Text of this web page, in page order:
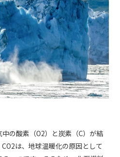
の酸素（O2）と炭素（C）が結
は、地球温暖化の原因として